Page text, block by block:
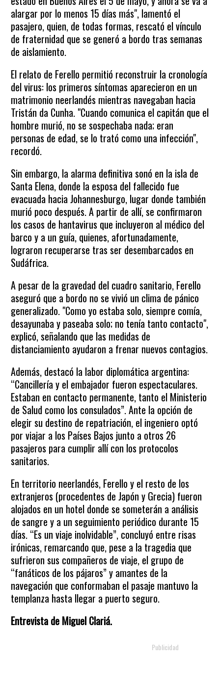
alargar por lo menos 15 días más", lamentó el
pasajero, quien, de todas formas, rescató el vínculo
de fraternidad que se generó a bordo tras semanas
de aislamiento.
El relato de Ferello permitió reconstruir la cronología
del virus: los primeros síntomas aparecieron en un
matrimonio neerlandés mientras navegaban hacia
Tristán da Cunha. "Cuando comunica el capitán que el
hombre murió, no se sospechaba nada; eran
personas de edad, se lo trató como una infección",
recordó.
Sin embargo, la alarma definitiva sonó en la isla de
Santa Elena, donde la esposa del fallecido fue
evacuada hacia Johannesburgo, lugar donde también
murió poco después. A partir de allí, se confirmaron
los casos de hantavirus que incluyeron al médico del
barco y a un guía, quienes, afortunadamente,
lograron recuperarse tras ser desembarcados en
Sudáfrica.
A pesar de la gravedad del cuadro sanitario, Ferello
aseguró que a bordo no se vivió un clima de pánico
generalizado. "Como yo estaba solo, siempre comía,
desayunaba y paseaba solo; no tenía tanto contacto",
explicó, señalando que las medidas de
distanciamiento ayudaron a frenar nuevos contagios.
Además, destacó la labor diplomática argentina:
“Cancillería y el embajador fueron espectaculares.
Estaban en contacto permanente, tanto el Ministerio
de Salud como los consulados”. Ante la opción de
elegir su destino de repatriación, el ingeniero optó
por viajar a los Países Bajos junto a otros 26
pasajeros para cumplir allí con los protocolos
sanitarios.
En territorio neerlandés, Ferello y el resto de los
extranjeros (procedentes de Japón y Grecia) fueron
alojados en un hotel donde se someterán a análisis
de sangre y a un seguimiento periódico durante 15
días. “Es un viaje inolvidable”, concluyó entre risas
irónicas, remarcando que, pese a la tragedia que
sufrieron sus compañeros de viaje, el grupo de
“fanáticos de los pájaros” y amantes de la
navegación que conformaban el pasaje mantuvo la
templanza hasta llegar a puerto seguro.
Entrevista de Miguel Clariá.